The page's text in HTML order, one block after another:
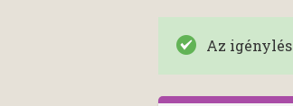
Az igénylés